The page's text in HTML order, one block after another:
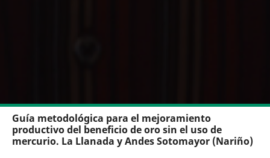
Guía metodológica para el mejoramiento
productivo del beneficio de oro sin el uso de
mercurio. La Llanada y Andes Sotomayor (Nariño)